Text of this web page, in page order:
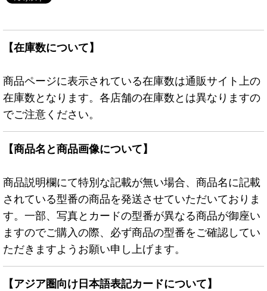
【在庫数について】
商品ページに表示されている在庫数は通販サイト上の
在庫数となります。各店舗の在庫数とは異なりますの
でご注意ください。
【商品名と商品画像について】
商品説明欄にて特別な記載が無い場合、商品名に記載
されている型番の商品を発送させていただいておりま
す。一部、写真とカードの型番が異なる商品が御座い
ますのでご購入の際、必ず商品の型番をご確認してい
ただきますようお願い申し上げます。
【アジア圏向け日本語表記カードについて】